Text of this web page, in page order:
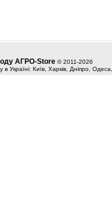
АГРО-Store © 2011-2026
в Україні: Київ, Харків, Дніпро,